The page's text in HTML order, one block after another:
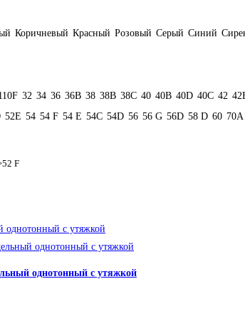
Коричневый Красный Розовый Серый Синий
32 34 36 36B 38 38B 38С 40 40B 40D 40С 42
52E 54 54 F 54 Е 54C 54D 56 56 G 56D 58 D 60 70A
52 F
однотонный с утяжкой